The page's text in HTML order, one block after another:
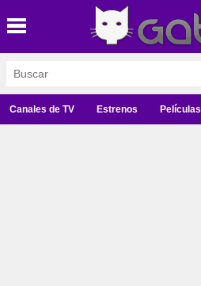
Canales de TV Estrenos Películas